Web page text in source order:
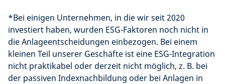
*Bei einigen Unternehmen, in die wir seit 2020
investiert haben, wurden ESG-Faktoren noch nicht in
die Anlageentscheidungen einbezogen. Bei einem
kleinen Teil unserer Geschäfte ist eine ESG-Integration
nicht praktikabel oder derzeit nicht möglich, z. B. bei
der passiven Indexnachbildung oder bei Anlagen in